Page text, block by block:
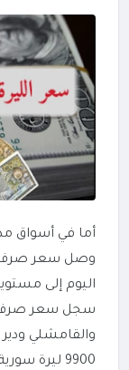
أما في أسواق
وصل سعر صرف
سجل سعر صرف
والقامشلي ودير
9900 ليرة سورية للدولار الواحد.